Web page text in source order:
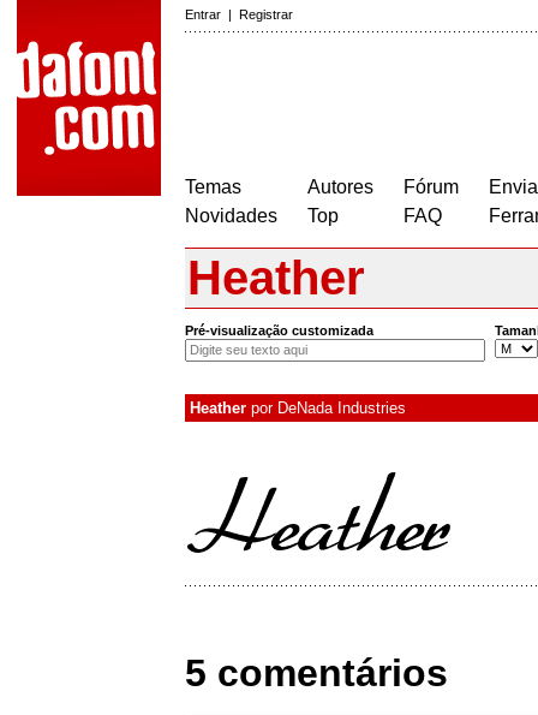
Entrar | Registrar
Temas
Novidades
Autores
Top
Fórum
FAQ
Heather
Pré-visualização customizada
Heather por DeNada Industries
5 comentários